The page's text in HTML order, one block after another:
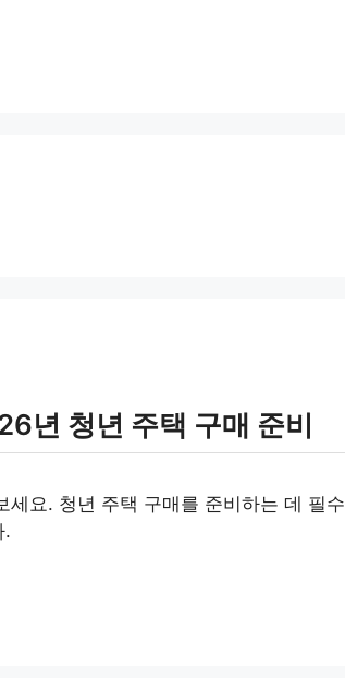
년 청년 주택 구매 준비
요. 청년 주택 구매를 준비하는 데 필수
.